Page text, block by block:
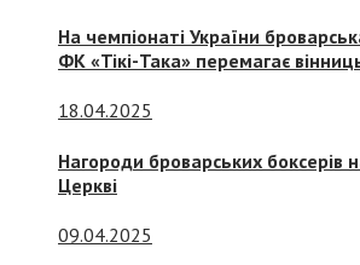
На чемпіонаті України
ФК «Тікі-Така» перемагає
18.04.2025
Нагороди броварських боксерів
Церкві
09.04.2025